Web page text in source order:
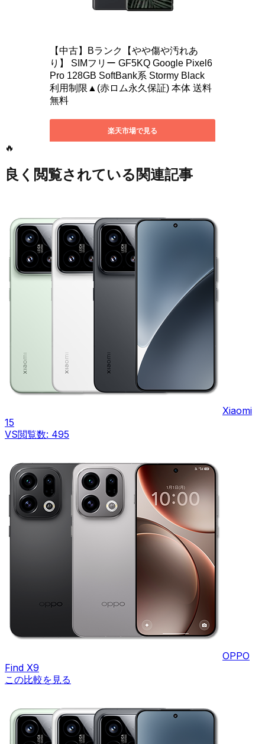
🔥
良く閲覧されている関連記事
Xiaomi
15
VS閲覧数: 495
OPPO
Find X9
この比較を見る